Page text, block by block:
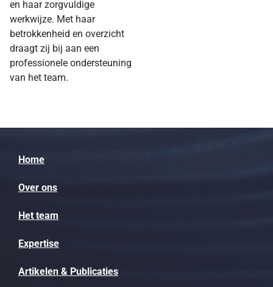
en haar zorgvuldige
werkwijze. Met haar
betrokkenheid en overzicht
draagt zij bij aan een
professionele ondersteuning
van het team.
Home
Over ons
Het team
Expertise
Artikelen & Publicaties